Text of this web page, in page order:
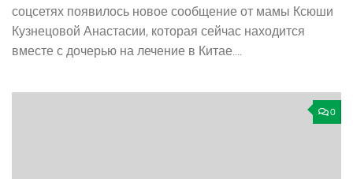
соцсетях появилось новое сообщение от мамы Ксюши
Кузнецовой Анастасии, которая сейчас находится
вместе с дочерью на лечение в Китае....
0